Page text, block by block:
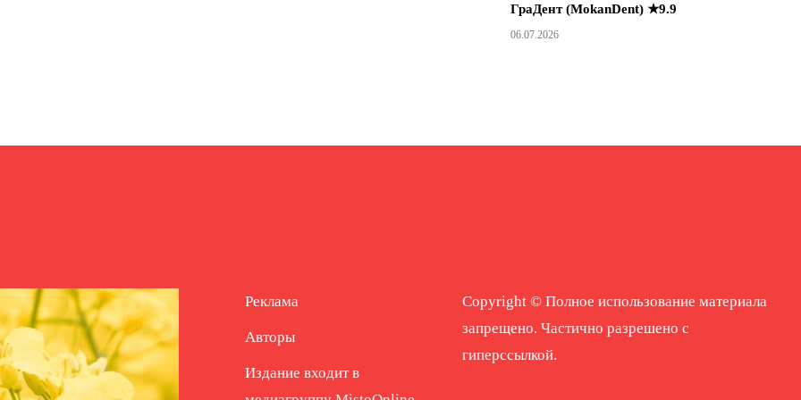
ГраДент (MokanDent) ★9.9
06.07.2026
Реклама
Авторы
Издание входит в
Copyright © Полное использование материала
запрещено. Частично разрешено с
гиперссылкой.